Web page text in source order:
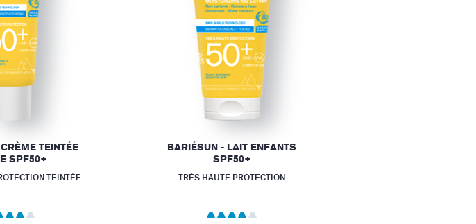
TEINTÉE
SPF50+
TEINTÉE
BARIÉSUN - LAIT ENFANTS
SPF50+
TRÈS HAUTE PROTECTION